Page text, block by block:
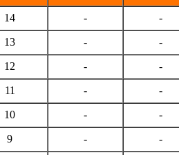
14 - -
13 - -
12 - -
11 - -
10 - -
9 - -